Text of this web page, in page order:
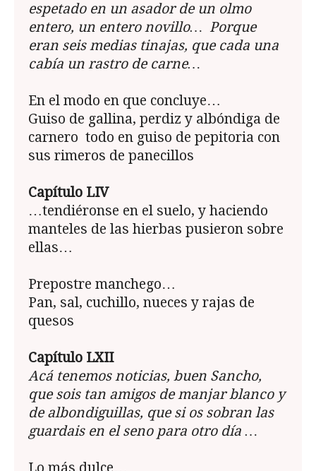
espetado en un asador de un olmo
entero, un entero novillo… Porque
eran seis medias tinajas, que cada una
cabía un rastro de carne…
En el modo en que concluye…
Guiso de gallina, perdiz y albóndiga de
carnero todo en guiso de pepitoria con
sus rimeros de panecillos
Capítulo LIV
…tendiéronse en el suelo, y haciendo
manteles de las hierbas pusieron sobre
ellas…
Prepostre manchego…
Pan, sal, cuchillo, nueces y rajas de
quesos
Capítulo LXII
Acá tenemos noticias, buen Sancho,
que sois tan amigos de manjar blanco y
de albondiguillas, que si os sobran las
guardais en el seno para otro día …